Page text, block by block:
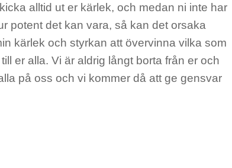
alltid ut er kärlek, och medan ni inte har
potent det kan vara, så kan det orsaka
kärlek och styrkan att övervinna vilka som
er alla. Vi är aldrig långt borta från er och
på oss och vi kommer då att ge gensvar